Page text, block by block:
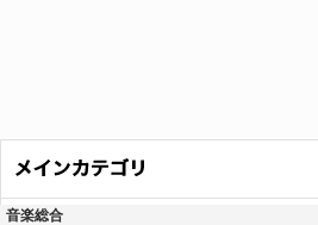
音楽総合